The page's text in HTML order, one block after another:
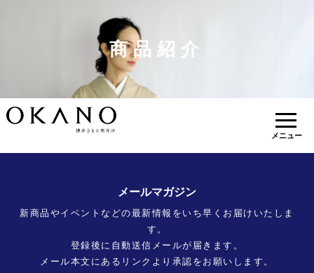
商品紹介
メニュー
メールマガジン
新商品やイベントなどの最新情報をいち早くお届けいたしま
す。
登録後に自動送信メールが届きます。
メール本文にあるリンクより承認をお願いします。